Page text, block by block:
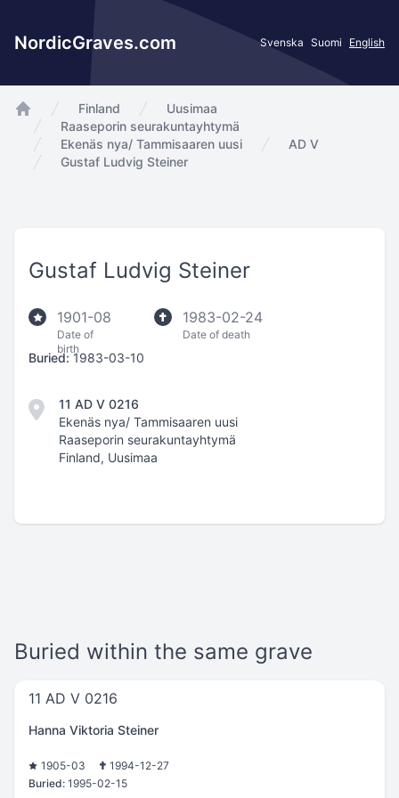
NordicGraves.com Svenska Suomi English
app.Start
Finland
Uusimaa
Raaseporin seurakuntayhtymä
Ekenäs nya/ Tammisaaren uusi
AD V
Gustaf Ludvig Steiner
Gustaf Ludvig Steiner
1901-08
Date of
birth
1983-02-24
Date of death
Buried: 1983-03-10
11 AD V 0216
Ekenäs nya/ Tammisaaren uusi
Raaseporin seurakuntayhtymä
Finland, Uusimaa
Buried within the same grave
11 AD V 0216
Hanna Viktoria Steiner
1905-03
1994-12-27
Buried: 1995-02-15